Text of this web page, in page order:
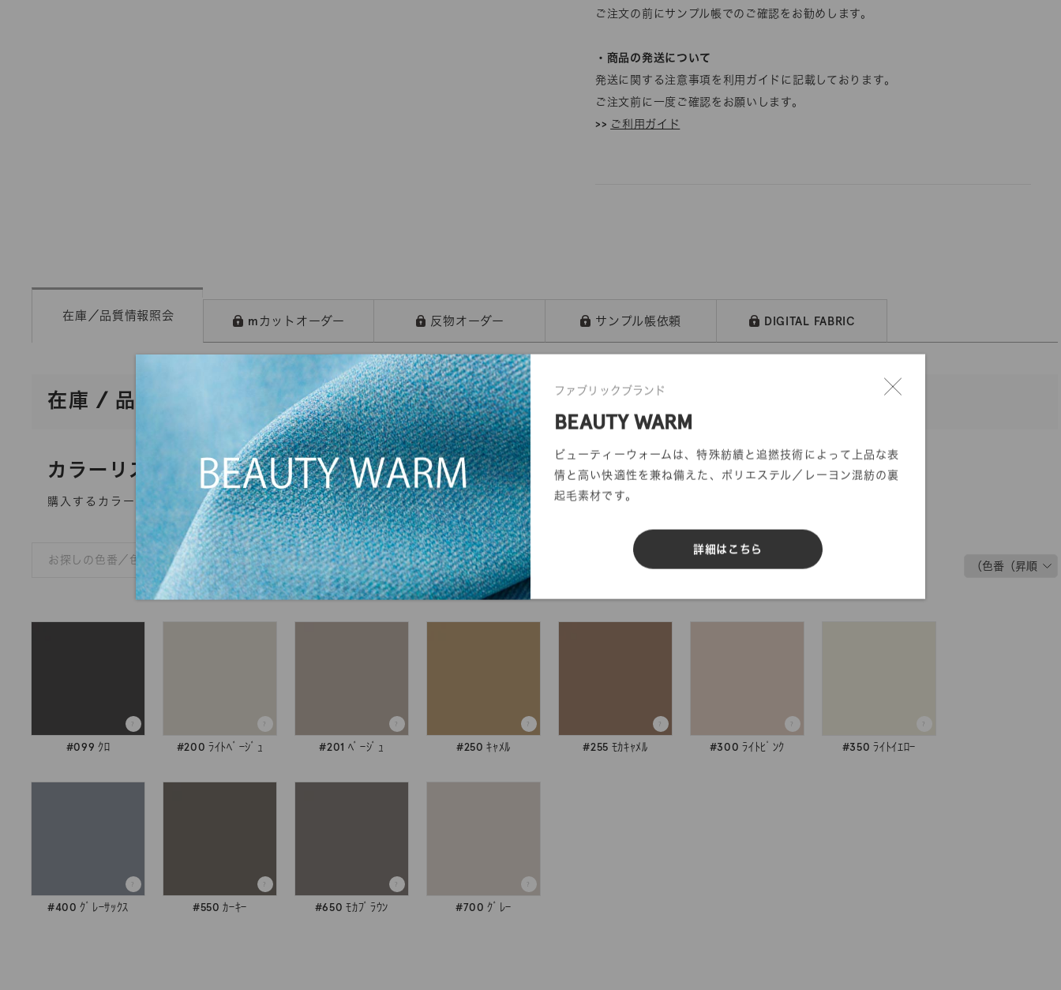
ファブリックブランド
BEAUTY WARM
ビューティーウォームは、特殊紡績と追撚技術によって上品な表
情と高い快適性を兼ね備えた、ポリエステル／レーヨン混紡の裏
起毛素材です。
詳細はこちら
ご注文の前にサンプル帳でのご確認をお勧めします。
・商品の発送について
発送に関する注意事項を利用ガイドに記載しております。
ご注文前に一度ご確認をお願いします。
>> ご利用ガイド
在庫／品質情報照会
在庫 / 品質情報照会
カラーリスト
購入するカラーを選択してください
検索
#099 ｸﾛ #200 ﾗｲﾄﾍﾞｰｼﾞｭ #201 ﾍﾞｰｼﾞｭ #250 ｷｬﾒﾙ #255 ﾓｶｷｬﾒﾙ #300 ﾗｲﾄﾋﾟﾝｸ #350 ﾗｲﾄｲｴﾛｰ
#400 ｸﾞﾚｰｻｯｸｽ #550 ｶｰｷｰ #650 ﾓｶﾌﾞﾗｳﾝ #700 ｸﾞﾚｰ
mカットオーダー 反物オーダー サンプル帳依頼 DIGITAL FABRIC